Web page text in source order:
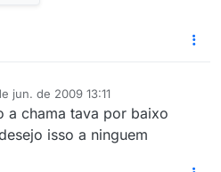
jun. de 2009 13:11
chama tava por baixo
isso a ninguem